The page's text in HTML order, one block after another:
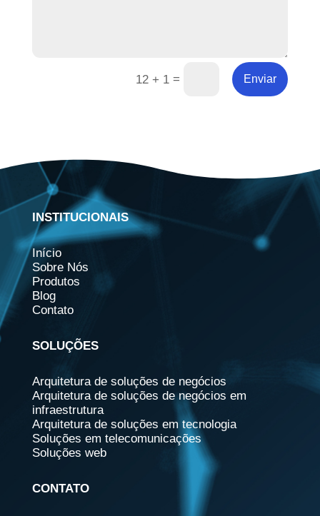
12 + 1 = Enviar
INSTITUCIONAIS
Início
Sobre Nós
Produtos
Blog
Contato
SOLUÇÕES
Arquitetura de soluções de negócios
Arquitetura de soluções de negócios em
infraestrutura
Arquitetura de soluções em tecnologia
Soluções em telecomunicações
Soluções web
CONTATO